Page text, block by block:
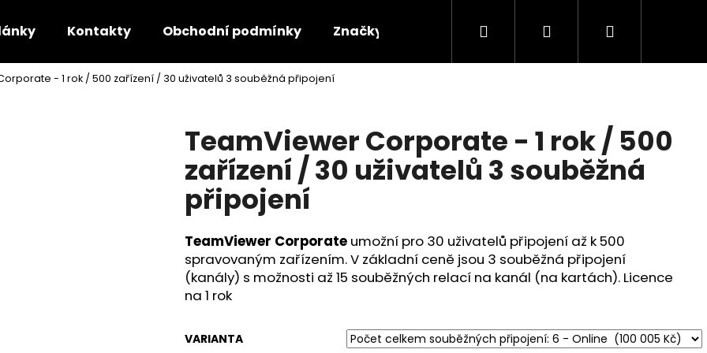
Kontakty Obchodní podmínky Značky Hledat PřihlášeníNákupní
- 1 rok / 500 zařízení / 30 uživatelů 3 souběžná připojení
TeamViewer Corporate - 1 rok / 500
zařízení / 30 uživatelů 3 souběžná
připojení
TeamViewer Corporate umožní pro 30 uživatelů připojení až k 500
spravovaným zařízením. V základní ceně jsou 3 souběžná připojení
(kanály) s možnosti až 15 souběžných relací na kanál (na kartách). Licence
na 1 rok
VARIANTA
Co potřebujete najít?
HLEDAT